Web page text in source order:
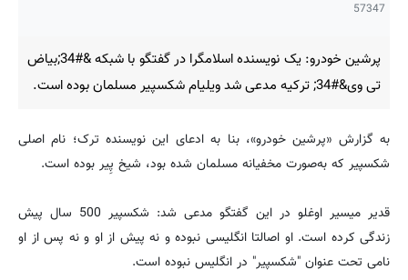
57347
پرشین خودرو: یک نویسنده اسلامگرا در گفتگو با شبکه &#34;بیاض
تی وی&#34; ترکیه مدعی شد ویلیام شکسپیر مسلمان بوده است.
به گزارش «پرشین خودرو»، بنا به ادعای این نویسنده ترک؛ نام اصلی
شکسپیر که به‌صورت مخفیانه مسلمان شده بود، شیخ پِیر بوده است.
قدیر میسیر اوغلو در این گفتگو مدعی شد: شکسپیر 500 سال پیش
زندگی کرده است. او اصالتا انگلیسی نبوده و نه پیش از او و نه پس از او
نامی تحت عنوان "شکسپیر" در انگلیس نبوده است.